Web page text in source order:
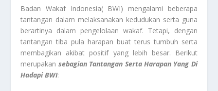
Badan Wakaf Indonesia( BWI) mengalami beberapa
tantangan dalam melaksanakan kedudukan serta guna
berartinya dalam pengelolaan wakaf. Tetapi, dengan
tantangan tiba pula harapan buat terus tumbuh serta
membagikan akibat positif yang lebih besar. Berikut
merupakan sebagian Tantangan Serta Harapan Yang Di
Hadapi BWI: